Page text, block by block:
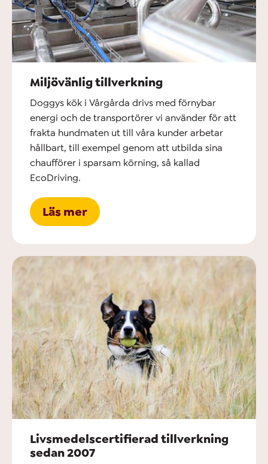
Miljövänlig tillverkning
Doggys kök i Vårgårda drivs med förnybar
energi och de transportörer vi använder för att
frakta hundmaten ut till våra kunder arbetar
hållbart, till exempel genom att utbilda sina
chaufförer i sparsam körning, så kallad
EcoDriving.
Läs mer
Livsmedelscertifierad tillverkning
sedan 2007